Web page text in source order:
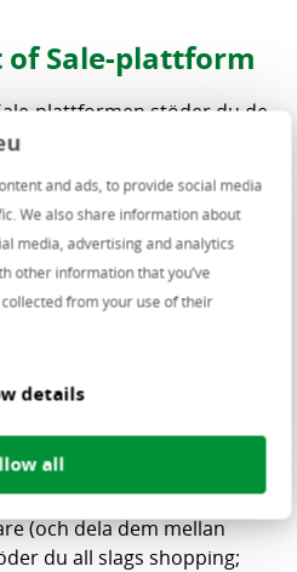
and ads, to provide social media
We also share information about
media, advertising and analytics
other information that you’ve
from your use of their
details
all
Sale-plattform
plattformen stöder du de
med en bemannad Point
Point of Service för att stödja
modeller och därmed
varan.
de verktyg de behöver. Du
tillgänglig i realtid
på olika
gör det enkelt att koppla
såsom kortterminaler,
(och dela dem mellan
du all slags shopping;